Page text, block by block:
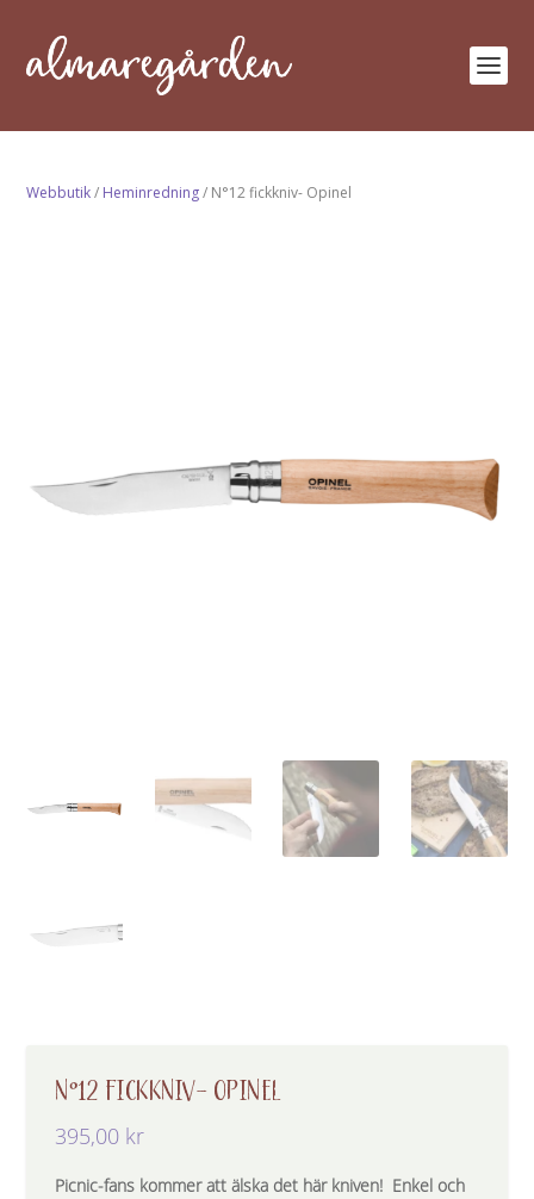
Webbutik/ Heminredning/ N°12 fickkniv- Opinel
N°12 FICKKNIV- OPINEL
395,00 kr
Picnic-fans kommer att älska det här kniven! Enkel och